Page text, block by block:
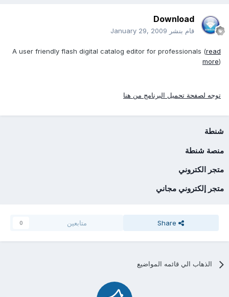
Download
قام بنشر January 29, 2009
A user friendly flash digital catalog editor for professionals (read
more
توجه لصفحة تحميل البرنامج من هنا
شنطة
منصة شنطة
متجر الكتروني
متجر إلكتروني مجاني
Share متابعين 0
الذهاب الي قائمه المواضيع